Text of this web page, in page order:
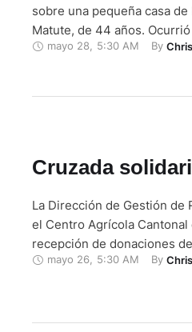
sobre una pequeña casa
Matute, de 44 años.
en el sector Lirio, de
mayo 28 5:30 AM By
Cruzada
La Dirección de Gestión de
el Centro Agrícola
recepción de donaciones
recibidos serán
mayo 26 5:30 AM By